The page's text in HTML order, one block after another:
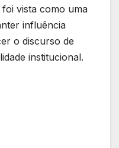
vista como uma
influência
o discurso de
institucional.